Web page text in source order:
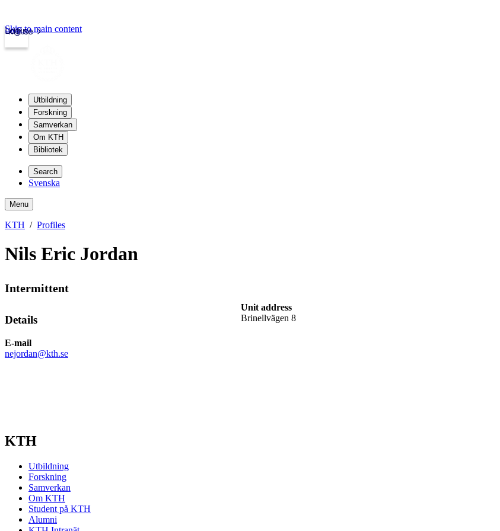
kth.se
Login
Skip to main content
Utbildning
Forskning
Samverkan
Om KTH
Bibliotek
Search
Svenska
Menu
KTH Profiles
Nils Eric Jordan
Intermittent
Details
Unit address
Brinellvägen 8
E-mail
nejordan@kth.se
KTH
Utbildning
Forskning
Samverkan
Om KTH
Student på KTH
Alumni